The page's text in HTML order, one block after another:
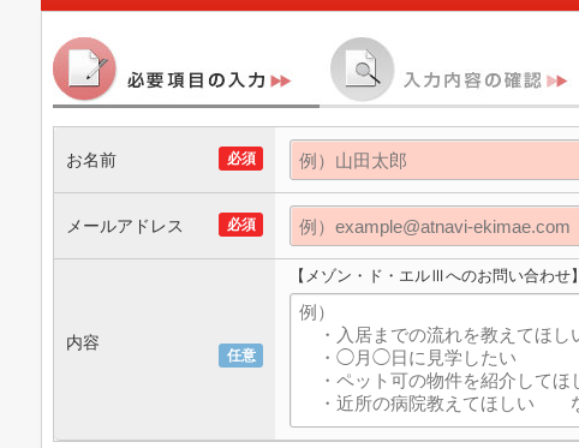
必須
お名前
必須
メールアドレス
任意
内容
【メゾン・ド・エルⅢへのお問い合わせ】